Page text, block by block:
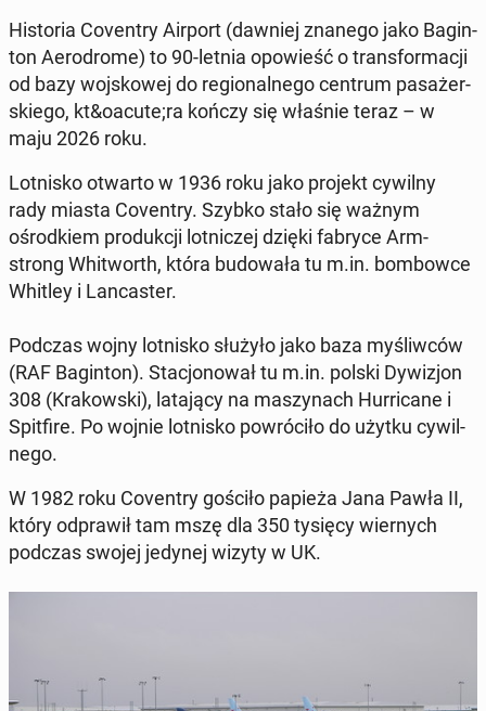
Hi­sto­ria Co­ven­try Airport (dawniej znanego jako Ba­gin­
ton Ae­ro­dro­me) to 90-letnia opo­wieść o trans­for­ma­cji
od bazy woj­sko­wej do re­gio­nal­ne­go centrum pa­sa­żer­
skie­go, kt&oacute;ra kończy się właśnie teraz – w
maju 2026 roku.
Lot­ni­sko otwarto w 1936 roku jako projekt cywilny
rady miasta Co­ven­try. Szybko stało się ważnym
ośrod­kiem pro­duk­cji lot­ni­czej dzięki fabryce Arm­
strong Whi­tworth, która bu­do­wa­ła tu m.in. bom­bow­ce
Whitley i Lan­ca­ster.
Podczas wojny lot­ni­sko służyło jako baza my­śliw­ców
(RAF Ba­gin­ton). Sta­cjo­no­wał tu m.in. polski Dy­wi­zjon
308 (Kra­kow­ski), la­ta­ją­cy na ma­szy­nach Hur­ri­ca­ne i
Spit­fi­re. Po wojnie lot­ni­sko po­wró­ci­ło do użytku cy­wil­
ne­go.
W 1982 roku Co­ven­try gościło papieża Jana Pawła II,
który od­pra­wił tam mszę dla 350 tysięcy wier­nych
podczas swojej jedynej wizyty w UK.